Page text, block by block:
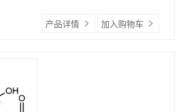
产品详情 加入购物车